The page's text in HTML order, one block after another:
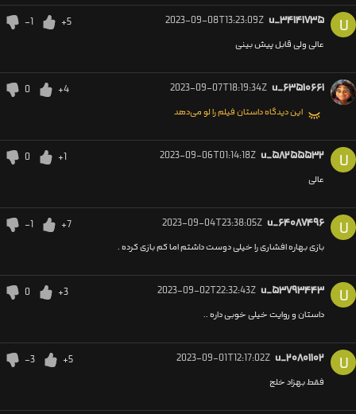
U u_۳۴۱۴۱۷۳۵ 2023-09-08T13:23:09Z
+5
-1
عالی ولی قابل پیش بینی
u_۶۳۵۱۰۶۶۱ 2023-09-07T18:19:34Z
+4
0
این دیدگاه داستان فیلم را لو می‌دهد
U u_۵۸۲۵۵۵۳۲ 2023-09-06T01:14:18Z
+1
0
عالی
U u_۶۴۰۸۷۴۹۶ 2023-09-04T23:38:05Z
+7
-1
بازی بهاره افشاری را خیلی دوست داشتم اما کم بازی کرده .
U u_۵۳۷۹۳۴۴۳ 2023-09-02T22:32:43Z
+3
0
داستان و روایت خیلی خوبی داره .‌‌.
U u_۲۰۸۰۱۱۰۲ 2023-09-01T12:17:02Z
+5
-3
فقط بهزاد خلج